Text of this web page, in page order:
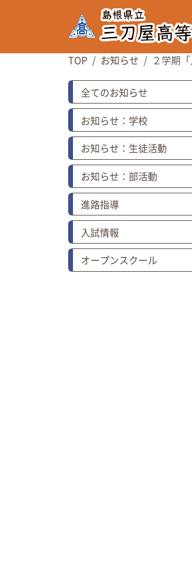
TOP お知らせ ２学期
全てのお知らせ
お知らせ：学校
お知らせ：生徒活動
お知らせ：部活動
進路指導
入試情報
オープンスクール